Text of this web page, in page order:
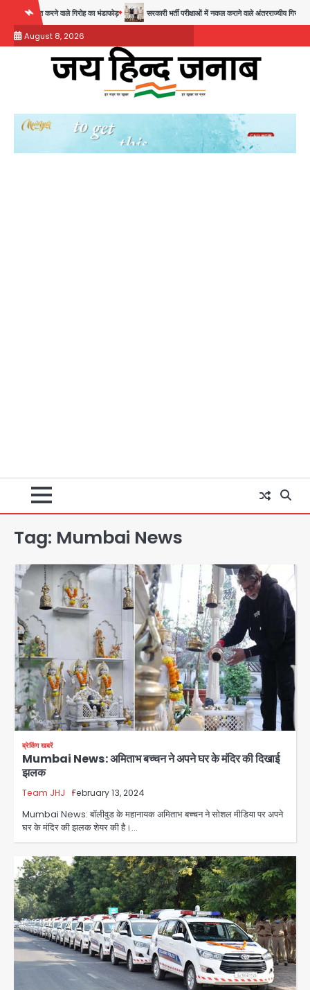
content
वाले गिरोह का भंडाफोड़ सरकारी भर्ती परीक्षाओं में नकल कराने वाले अंतरराज्यीय गिरोह का भंडाफोड़,
August 8, 2026
Tag: Mumbai News
ब्रेकिंग खबरें
Mumbai News: अमिताभ बच्चन ने अपने घर के मंदिर की दिखाई
झलक
Team JHJ February 13, 2024
Mumbai News: बॉलीवुड के महानायक अमिताभ बच्चन ने सोशल मीडिया पर अपने
घर के मंदिर की झलक शेयर की है।…
एंटी-बर्गलरी सेल की बड़ी कामयाबी, चोरी के
माल की खरीद-फरोख्त करने वाले गिरोह का
Team JHJ
3
सरकारी भर्ती परीक्षाओं में नकल कराने वाले
अंतरराज्यीय गिरोह का भंडाफोड़, मास्टरमाइंड
समेत 7 गिरफ्तार
Team JHJ
4
आॅपरेशन ह्यप्रहारह्ण : 72 घंटे में उत्तर-पश्चिम
जिला पुलिस का बड़ा एक्शन
Team JHJ
Sajid Rashidi’s controversial:
शिवभक्त नहीं, आतंकवादी हैं’, मौलाना का
कांवड़ियों पर विवादित बयान, BJP विधायक ने
कराई FIR, NSA की मांग
Avinash Kumar